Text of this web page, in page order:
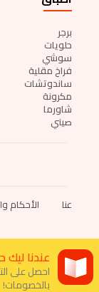
برجر
حلويات
سوشي
فراخ مقلية
ساندوتشات
مكرونة
شاورما
صيني
عنا الأحكام
عندنا
احصل على
بالخصومات!